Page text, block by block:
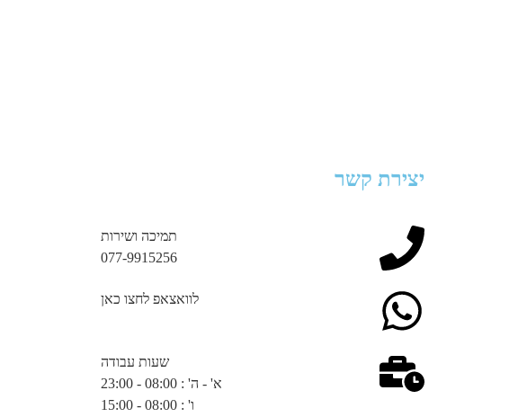
יצירת קשר
תמיכה ושירות
077-9915256
לוואצאפ לחצו כאן
שעות עבודה
א' - ה' : 08:00 - 23:00
ו' : 08:00 - 15:00